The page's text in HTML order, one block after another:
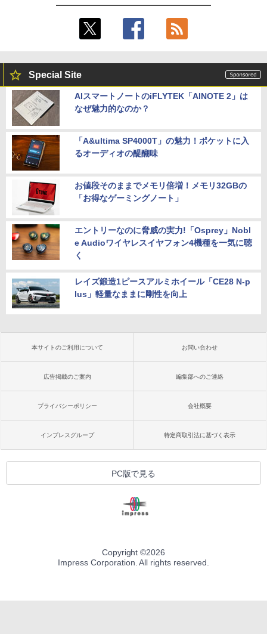
Special Site
AIスマートノートのiFLYTEK「AINOTE 2」は
なぜ魅力的なのか？
「A&ultima SP4000T」の魅力！ポケットに入
るオーディオの醍醐味
お値段そのままでメモリ倍増！メモリ32GBの
「お得なゲーミングノート」
エントリーなのに脅威の実力!「Osprey」Nobl
e Audioワイヤレスイヤフォン4機種を一気に聴
く
レイズ鍛造1ピースアルミホイール「CE28 N-p
lus」軽量なままに剛性を向上
本サイトのご利用について お問い合わせ
広告掲載のご案内 編集部へのご連絡
プライバシーポリシー 会社概要
インプレスグループ 特定商取引法に基づく表示
PC版で見る
Copyright ©2026
Impress Corporation. All rights reserved.